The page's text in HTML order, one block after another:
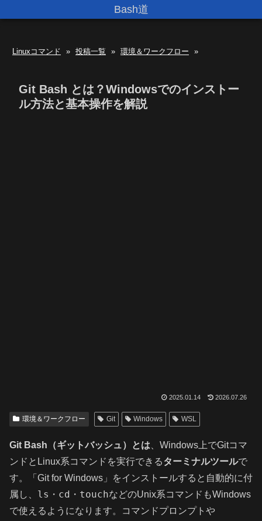
Bash道
Linuxコマンド » 投稿一覧 » 環境＆ワークフロー »
Git Bash とは？Windowsでのインストー
ル方法と基本操作を解説
2025.01.14 2026.07.26
環境＆ワークフロー Git Windows WSL
Git Bash（ギットバッシュ）とは 、Windows上でGitコマ
ンドとLinux系コマンドを実行できるターミナルツールで
す。「Git for Windows」をインストールすると自動的に付
属し、 ls ・ cd ・ touchなどのUnix系コマンドもWindows
で使えるようになります。コマンドプロンプトや